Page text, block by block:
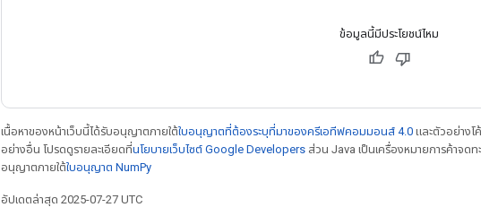
ข้อมูลนี้มีประโยชน์ไหม
เนื้อหาของหน้าเว็บนี้ได้รับอนุญาตภายใต้ใบอนุญาตที่ต้องระบุที่มาของครีเอทีฟคอมมอนส์ 4.0 และตัวอย่างโ
อย่างอื่น โปรดดูรายละเอียดที่นโยบายเว็บไซต์ Google Developers ส่วน Java เป็นเครื่องหมายการค้าจด
อนุญาตภายใต้ใบอนุญาต NumPy
อัปเดตล่าสุด 2025-07-27 UTC